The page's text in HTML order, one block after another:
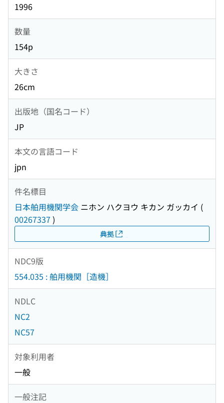
1996
数量
154p
大きさ
26cm
出版地（国名コード）
JP
本文の言語コード
jpn
件名標目
日本舶用機関学会 ニホン ハクヨウ キカン ガッカイ (
00267337 )
典拠
NDC9版
554.035 : 舶用機関［造機］
NDLC
NC2
NC57
対象利用者
一般
一般注記